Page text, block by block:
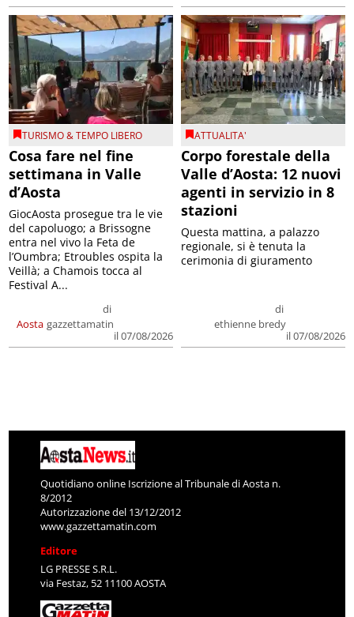
TURISMO & TEMPO LIBERO
Cosa fare nel fine
settimana in Valle
d’Aosta
Aosta
di
gazzettamatin
il 07/08/2026
GiocAosta prosegue tra le vie
del capoluogo; a Brissogne
entra nel vivo la Feta de
l’Oumbra; Etroubles ospita la
Veillà; a Chamois tocca al
Festival A...
ATTUALITA'
Corpo forestale della
Valle d’Aosta: 12 nuovi
agenti in servizio in 8
stazioni
di
ethienne bredy
il 07/08/2026
Questa mattina, a palazzo
regionale, si è tenuta la
cerimonia di giuramento
Quotidiano online Iscrizione al Tribunale di Aosta n.
8/2012
Autorizzazione del 13/12/2012
www.gazzettamatin.com
Editore
LG PRESSE S.R.L.
via Festaz, 52 11100 AOSTA